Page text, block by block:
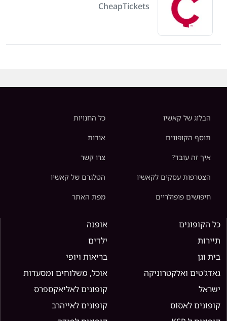
CheapTickets
הבלוג של קאשיו כל החנויות
תוסף הקופונים אודות
איך זה עובד? צרו קשר
הצטרפות עסקים לקאשיו הטלגרם של קאשיו
חיפושים פופולריים מפת האתר
כל הקופונים
אופנה
תיירות
ילדים
בית וגן
בריאות ויופי
גאדג'טים ואלקטרוניקה
אוכל, משלוחים ומסעדות
ישראל
קופונים לאליאקספרס
קופונים לאסוס
קופונים לאייהרב